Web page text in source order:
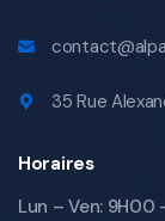
35 Rue
Horaires
Lun – Ven: 9H00